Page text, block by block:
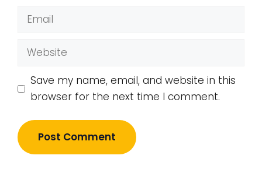
Email
Website
Save my name, email, and website in this
browser for the next time I comment.